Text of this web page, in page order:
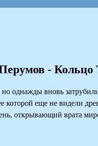
- Кольцо
однажды вновь
которой еще не видели
открывающий